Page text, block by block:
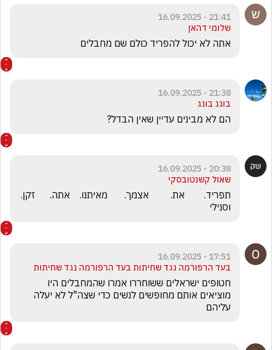
21:41 - 16.09.2025
שלומי דהאן
אתה לא יכול להפריד כולם שם מחבלים
21:38 - 16.09.2025
בונג בונג
הם לא מבינים עדיין שאין הבדל?
20:38 - 16.09.2025
שאול קשנטובסקי
וסנילי
17:51 - 16.09.2025
בעד הרפורמה נגד שחיתות בעד הרפורמה נגד שחיתות
עליהם